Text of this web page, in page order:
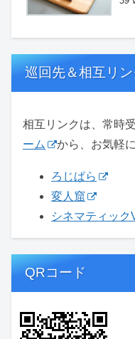
巡回先＆相互リン
相互リンクは、常時
ーム
から、お気軽
ろじぱら
変人窟
シネマティック
QRコード